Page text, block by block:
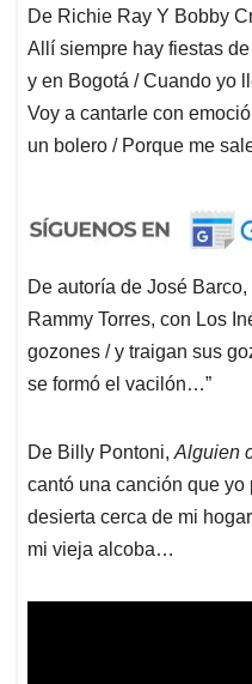
De Richie Ray Y Bobby
Allí siempre hay fiestas
y en Bogotá / Cuando yo
Voy a cantarle con
un bolero / Porque me
De autoría de José Barco,
Rammy Torres, con Los
gozones / y traigan sus
se formó el vacilón…”
De Billy Pontoni, Alguien
cantó una canción que
desierta cerca de mi
mi vieja alcoba…